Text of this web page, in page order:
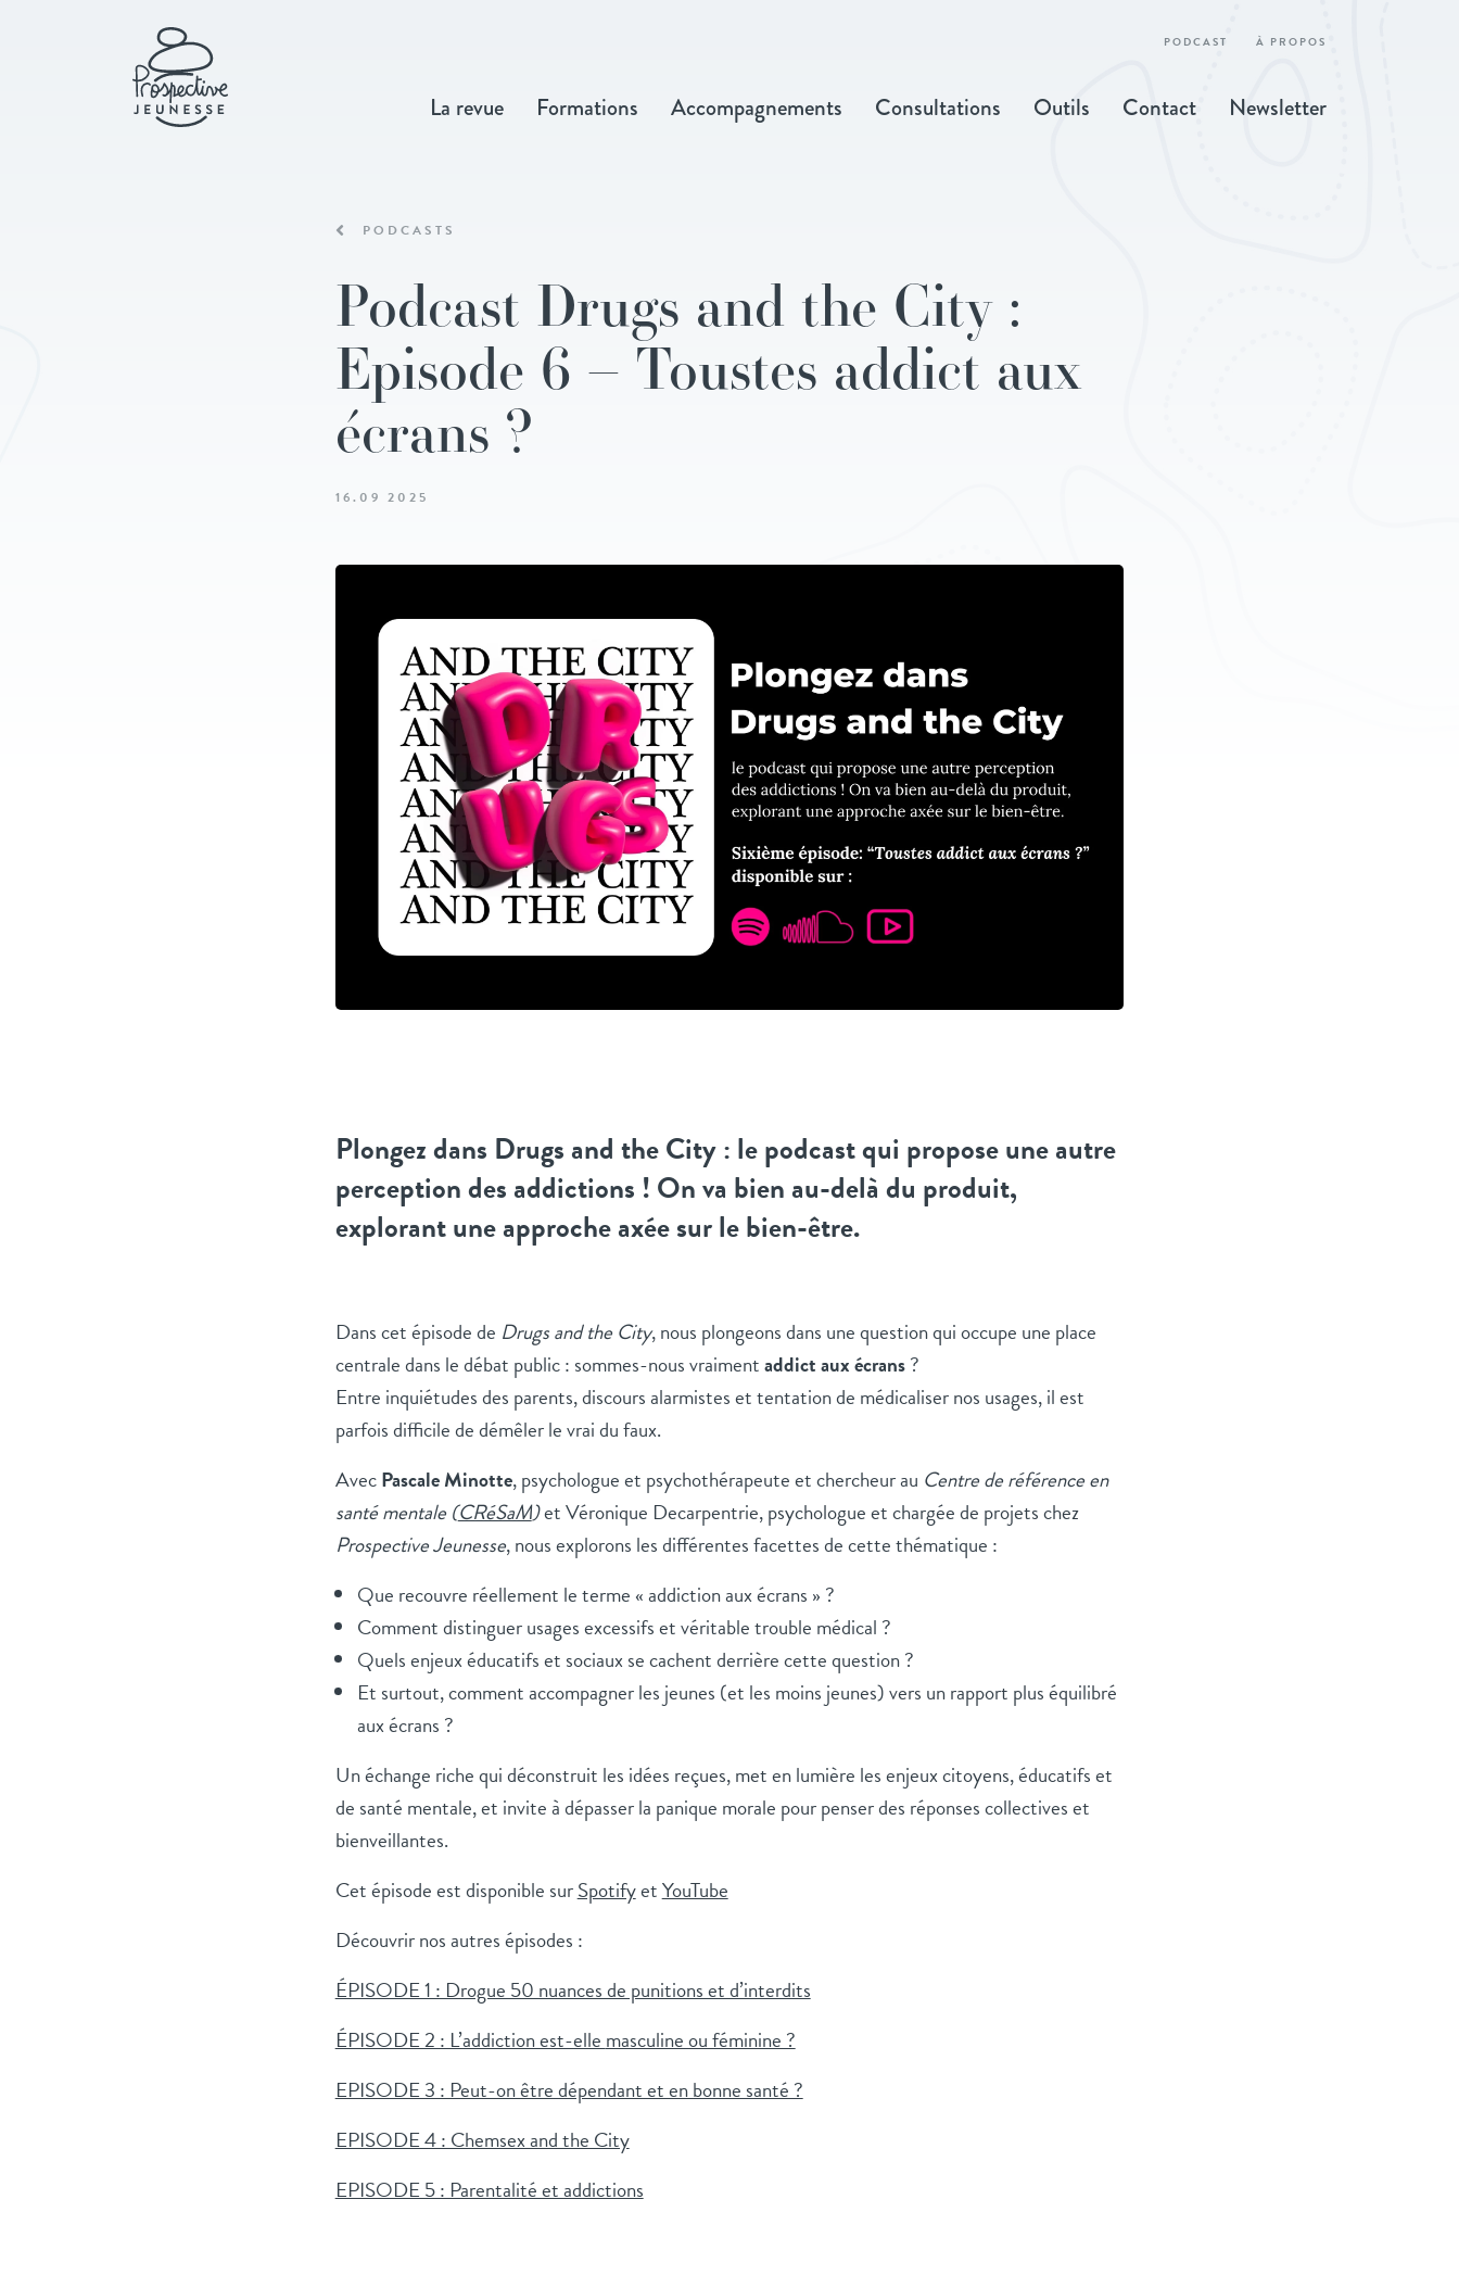
PODCAST À PROPOS
La revue Formations Accompagnements Consultations Outils Contact Newsletter
PODCASTS
Podcast Drugs and the City :
Episode 6 – Toustes addict aux
écrans ?
16.09 2025
Plongez dans Drugs and the City : le podcast qui propose une autre
perception des addictions ! On va bien au-delà du produit,
explorant une approche axée sur le bien-être.
Dans cet épisode de Drugs and the City, nous plongeons dans une question qui occupe une place
centrale dans le débat public : sommes-nous vraimentaddict aux écrans?
Entre inquiétudes des parents, discours alarmistes et tentation de médicaliser nos usages, il est
parfois difficile de démêler le vrai du faux.
AvecPascale Minotte, psychologue et psychothérapeute et chercheur au Centre de référence en
santé mentale (CRéSaM)et Véronique Decarpentrie, psychologue et chargée de projets chez
Prospective Jeunesse, nous explorons les différentes facettes de cette thématique :
Que recouvre réellement le terme « addiction aux écrans » ?
Comment distinguer usages excessifs et véritable trouble médical ?
Quels enjeux éducatifs et sociaux se cachent derrière cette question ?
Et surtout, comment accompagner les jeunes (et les moins jeunes) vers un rapport plus équilibré
aux écrans ?
Un échange riche qui déconstruit les idées reçues, met en lumière les enjeux citoyens, éducatifs et
de santé mentale, et invite à dépasser la panique morale pour penser des réponses collectives et
bienveillantes.
Cet épisode est disponible surSpotifyetYouTube
Découvrir nos autres épisodes :
ÉPISODE 1 : Drogue 50 nuances de punitions et d’interdits
ÉPISODE 2 : L’addiction est-elle masculine ou féminine ?
EPISODE 3 : Peut-on être dépendant et en bonne santé ?
EPISODE 4 : Chemsex and the City
EPISODE 5 : Parentalité et addictions